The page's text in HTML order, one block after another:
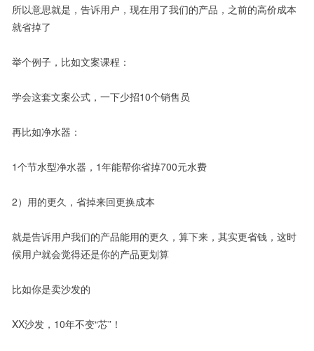
所以意思就是，告诉用户，现在用了我们的产品，之前的高价成本
就省掉了
举个例子，比如文案课程：
学会这套文案公式，一下少招10个销售员
再比如净水器：
1个节水型净水器，1年能帮你省掉700元水费
2）用的更久，省掉来回更换成本
就是告诉用户我们的产品能用的更久，算下来，其实更省钱，这时
候用户就会觉得还是你的产品更划算
比如你是卖沙发的
XX沙发，10年不变“芯”！